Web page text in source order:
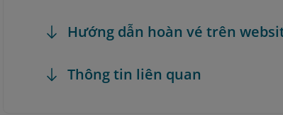
Hướng dẫn hoàn vé trên
Thông tin liên quan